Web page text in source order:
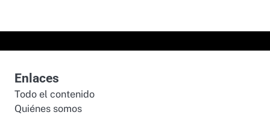
Enlaces
Todo el contenido
Quiénes somos